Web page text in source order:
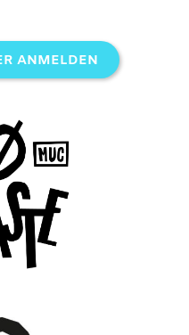
ANMELDEN